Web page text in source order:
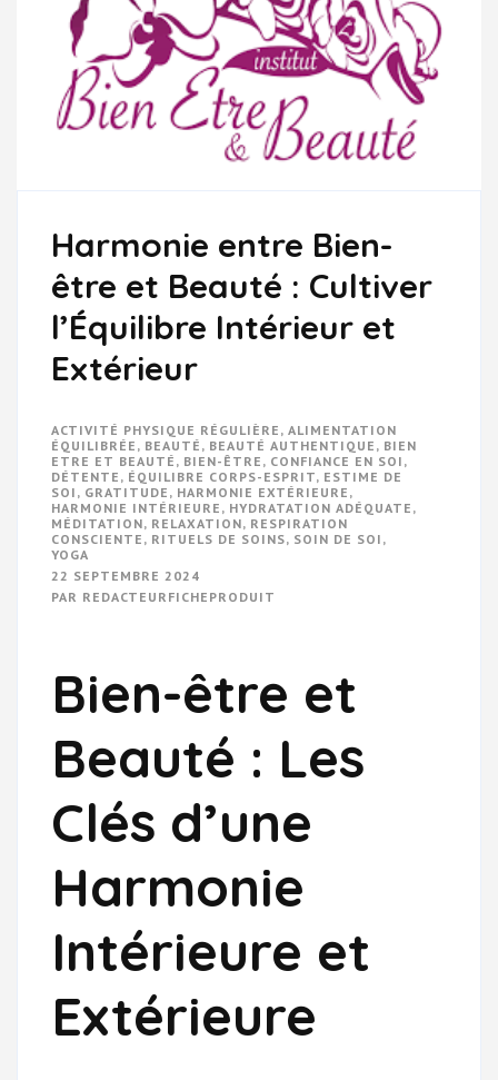
Harmonie entre Bien-
être et Beauté : Cultiver
l’Équilibre Intérieur et
Extérieur
ACTIVITÉ PHYSIQUE RÉGULIÈRE , ALIMENTATION
ÉQUILIBRÉE , BEAUTÉ , BEAUTÉ AUTHENTIQUE , BIEN
ETRE ET BEAUTÉ , BIEN-ÊTRE , CONFIANCE EN SOI ,
DÉTENTE , ÉQUILIBRE CORPS-ESPRIT, ESTIME DE
SOI , GRATITUDE , HARMONIE EXTÉRIEURE ,
HARMONIE INTÉRIEURE , HYDRATATION ADÉQUATE ,
MÉDITATION, RELAXATION, RESPIRATION
CONSCIENTE , RITUELS DE SOINS, SOIN DE SOI ,
YOGA
22 SEPTEMBRE 2024
PAR REDACTEURFICHEPRODUIT
Bien-être et
Beauté : Les
Clés d’une
Harmonie
Intérieure et
Extérieure